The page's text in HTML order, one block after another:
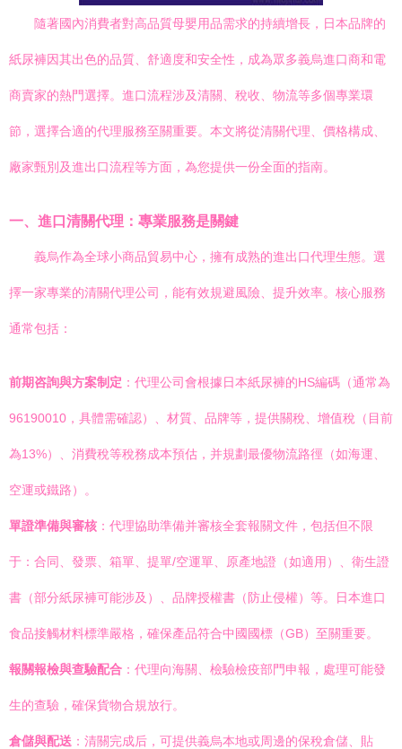
隨著國內消費者對高品質母嬰用品需求的持續增長，日本品牌的
紙尿褲因其出色的品質、舒適度和安全性，成為眾多義烏進口商和電
商賣家的熱門選擇。進口流程涉及清關、稅收、物流等多個專業環
節，選擇合適的代理服務至關重要。本文將從清關代理、價格構成、
廠家甄別及進出口流程等方面，為您提供一份全面的指南。
一、進口清關代理：專業服務是關鍵
義烏作為全球小商品貿易中心，擁有成熟的進出口代理生態。選
擇一家專業的清關代理公司，能有效規避風險、提升效率。核心服務
通常包括：
前期咨詢與方案制定 ：代理公司會根據日本紙尿褲的HS編碼（通常為
96190010，具體需確認）、材質、品牌等，提供關稅、增值稅（目前
為13%）、消費稅等稅務成本預估，并規劃最優物流路徑（如海運、
空運或鐵路）。
單證準備與審核 ：代理協助準備并審核全套報關文件，包括但不限
于：合同、發票、箱單、提單/空運單、原產地證（如適用）、衛生證
書（部分紙尿褲可能涉及）、品牌授權書（防止侵權）等。日本進口
食品接觸材料標準嚴格，確保產品符合中國國標（GB）至關重要。
報關報檢與查驗配合 ：代理向海關、檢驗檢疫部門申報，處理可能發
生的查驗，確保貨物合規放行。
倉儲與配送 ：清關完成后，可提供義烏本地或周邊的保稅倉儲、貼